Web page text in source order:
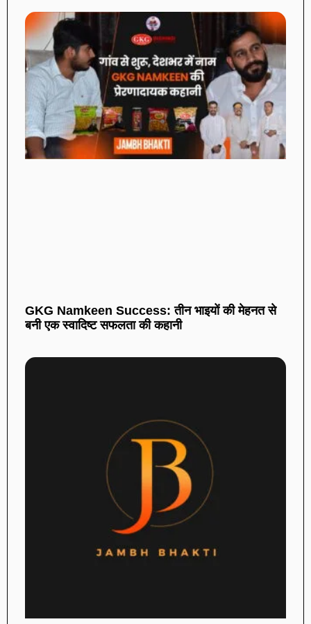
GKG Namkeen Success: तीन भाइयों की मेहनत से
बनी एक स्वादिष्ट सफलता की कहानी